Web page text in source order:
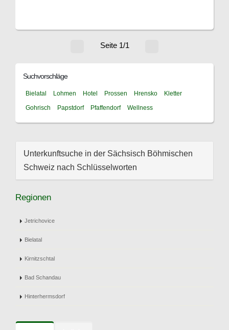
Seite 1/1
Suchvorschläge
Bielatal Lohmen Hotel Prossen Hrensko
Kletter
Gohrisch
Papstdorf Pfaffendorf Wellness
Unterkunftsuche in der Sächsisch Böhmischen
Schweiz nach Schlüsselworten
Regionen
Jetrichovice
Bielatal
Kirnitzschtal
Bad Schandau
Hinterhermsdorf